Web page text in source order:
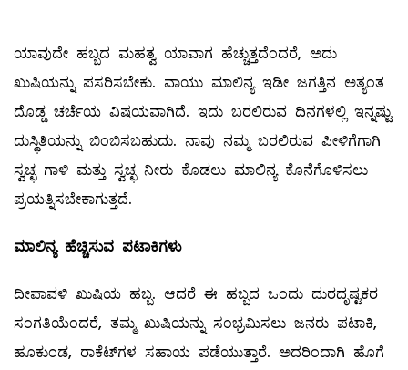
ಯಾವುದೇ ಹಬ್ಬದ ಮಹತ್ವ ಯಾವಾಗ ಹೆಚ್ಚುತ್ತದೆಂದರೆ, ಅದು
ಖುಷಿಯನ್ನು ಪಸರಿಸಬೇಕು. ವಾಯು ಮಾಲಿನ್ಯ ಇಡೀ ಜಗತ್ತಿನ ಅತ್ಯಂತ
ದೊಡ್ಡ ಚರ್ಚೆಯ ವಿಷಯವಾಗಿದೆ. ಇದು ಬರಲಿರುವ ದಿನಗಳಲ್ಲಿ ಇನ್ನಷ್ಟು
ದುಸ್ಥಿತಿಯನ್ನು ಬಿಂಬಿಸಬಹುದು. ನಾವು ನಮ್ಮ ಬರಲಿರುವ ಪೀಳಿಗೆಗಾಗಿ
ಸ್ವಚ್ಛ ಗಾಳಿ ಮತ್ತು ಸ್ವಚ್ಛ ನೀರು ಕೊಡಲು ಮಾಲಿನ್ಯ ಕೊನೆಗೊಳಿಸಲು
ಪ್ರಯತ್ನಿಸಬೇಕಾಗುತ್ತದೆ.
ಮಾಲಿನ್ಯ ಹೆಚ್ಚಿಸುವ ಪಟಾಕಿಗಳು
ದೀಪಾವಳಿ ಖುಷಿಯ ಹಬ್ಬ. ಆದರೆ ಈ ಹಬ್ಬದ ಒಂದು ದುರದೃಷ್ಟಕರ
ಸಂಗತಿಯೆಂದರೆ, ತಮ್ಮ ಖುಷಿಯನ್ನು ಸಂಭ್ರಮಿಸಲು ಜನರು ಪಟಾಕಿ,
ಹೂಕುಂಡ, ರಾಕೆಟ್‌ಗಳ ಸಹಾಯ ಪಡೆಯುತ್ತಾರೆ. ಅದರಿಂದಾಗಿ ಹೊಗೆ